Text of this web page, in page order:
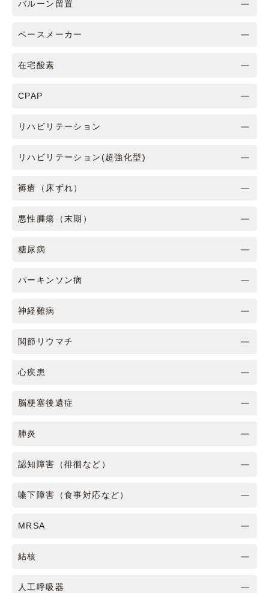
バルーン留置
ペースメーカー
在宅酸素
CPAP
リハビリテーション
リハビリテーション(超強化型)
褥瘡（床ずれ）
悪性腫瘍（末期）
糖尿病
パーキンソン病
神経難病
関節リウマチ
心疾患
脳梗塞後遺症
肺炎
認知障害（徘徊など）
嚥下障害（食事対応など）
MRSA
結核
人工呼吸器